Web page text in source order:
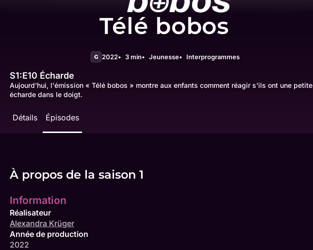
Télé bobos
G 2022 3 min Jeunesse Interprogrammes
S1:E10 Écharde
Aujourd'hui, l'émission « Télé bobos » montre aux enfants comment réagir s'ils ont une petite
écharde dans le doigt.
Détails Épisodes
À propos de la saison 1
Information
Réalisateur
Alexandra Krüger
Année de production
2022